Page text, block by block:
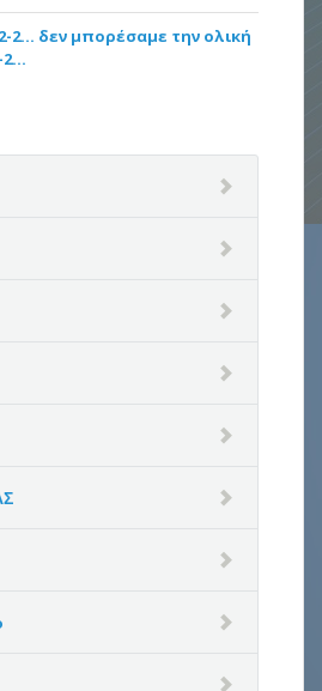
2… δεν μπορέσαμε την ολική
2…